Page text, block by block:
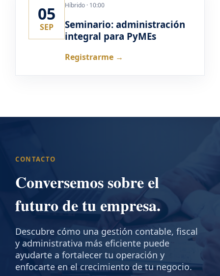
05
SEP
Híbrido · 10:00
Seminario: administración
integral para PyMEs
Registrarme →
CONTACTO
Conversemos sobre el
futuro de tu empresa.
Descubre cómo una gestión contable, fiscal
y administrativa más eficiente puede
ayudarte a fortalecer tu operación y
enfocarte en el crecimiento de tu negocio.